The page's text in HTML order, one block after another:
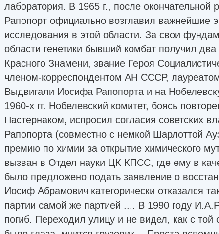
лаборатория. В 1965 г., после окончательной
Рапопорт официально возглавил важнейшие
исследования в этой области. За свои
области генетики бывший комбат получил
Красного Знамени, звание Героя
членом-корреспондентом АН СССР,
Выдвигали Иосифа Рапопорта и на
1960-х гг. Нобелевский комитет, боясь
Пастернаком, испросил согласия советских
Рапопорта (совместно с немкой Шарлоттой
премию по химии за открытие химического
вызван в Отдел науки ЦК КПСС, где ему в
было предложено подать заявление о
Иосиф Абрамович категорически отказался
партии самой же партией .... В 1990 году
погиб. Переходил улицу и не видел, как с той